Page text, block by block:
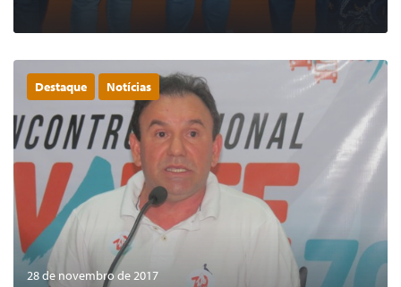
LER MAIS
Destaque Notícias
28 de novembro de 2017